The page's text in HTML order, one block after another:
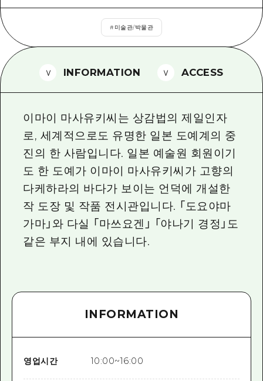
기준
역사/문화
자연
빠른 여행
당일치기
2박 3일
시마네(島根)현
히로시마 OMOTENASHI 패스
수하물 보관 및 배송 서비스
히로시마현내 매력을 동영상으로 소개!
자주 묻는 질문
사진 다운로드
재해가 발생했을 때의 교통 정보
관광 안내 책자
# 미술관/박물관
INFORMATION ACCESS
이마이 마사유키씨는 상감법의 제일인자
로, 세계적으로도 유명한 일본 도예계의 중
진의 한 사람입니다. 일본 예술원 회원이기
도 한 도예가 이마이 마사유키씨가 고향의
다케하라의 바다가 보이는 언덕에 개설한
작 도장 및 작품 전시관입니다. 「도요야마
가마」와 다실 「마쓰요겐」 「야나기 경정」도
같은 부지 내에 있습니다.
INFORMATION
영업시간 10:00~16:00